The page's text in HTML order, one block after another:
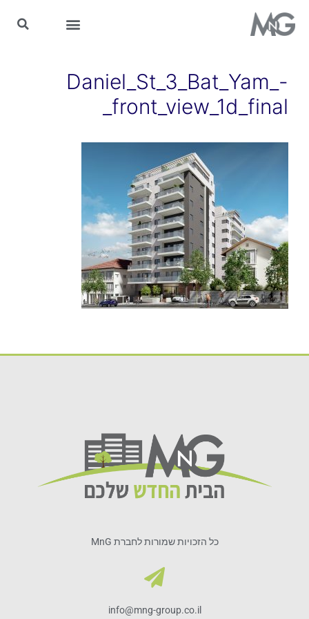
Daniel_St_3_Bat_Yam_-
_front_view_1d_final
כל הזכויות שמורות לחברת MnG
info@mng-group.co.il